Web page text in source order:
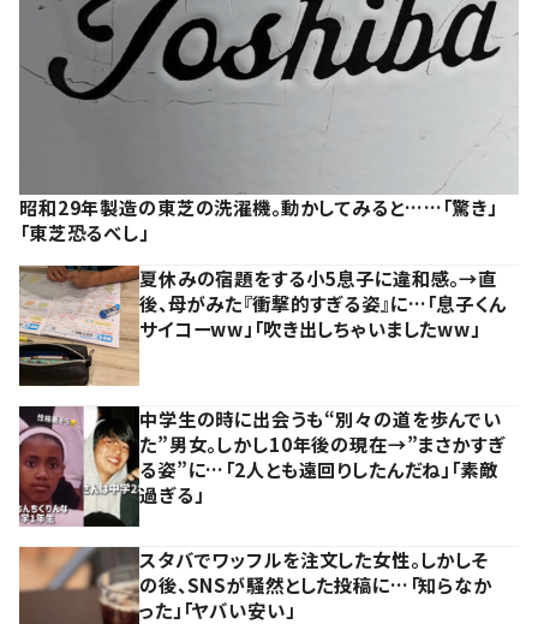
昭和29年製造の東芝の洗濯機。動かしてみると……「驚き」
「東芝恐るべし」
夏休みの宿題をする小5息子に違和感。→直
後、母がみた『衝撃的すぎる姿』に…「息子くん
サイコーww」「吹き出しちゃいましたww」
中学生の時に出会うも“別々の道を歩んでい
た”男女。しかし10年後の現在→”まさかすぎ
る姿”に…「2人とも遠回りしたんだね」「素敵
過ぎる」
スタバでワッフルを注文した女性。しかしそ
の後、SNSが騒然とした投稿に…「知らなか
った」「ヤバい安い」